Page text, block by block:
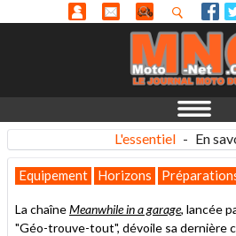
L'essentiel - En
Equipement Horizons
La chaîneMeanwhile in a garage, lancée
"Géo-trouve-tout", dévoile sa dernière